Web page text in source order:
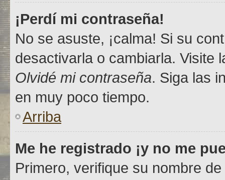
¡Perdí mi contraseña!
No se asuste, ¡calma! Si su
desactivarla o cambiarla. Visite
Olvidé mi contraseña. Siga las
en muy poco tiempo.
Arriba
Me he registrado ¡y no me
Primero, verifique su nombre